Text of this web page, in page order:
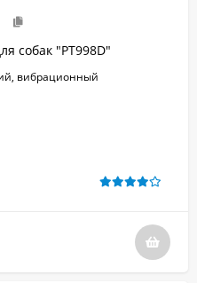
собак "PT998D"
вибрационный